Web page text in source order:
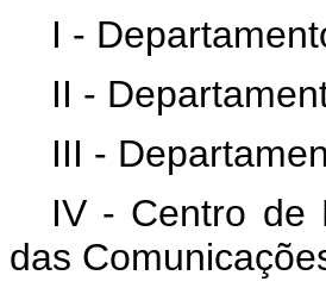
I -
II -
III -
IV - Centro de
das